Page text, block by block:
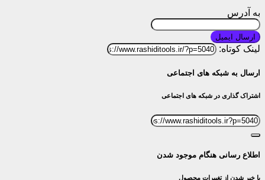
به آدرس
ارسال ایمیل
لینک کوتاه:
ارسال به شبکه های اجتماعی
اشتراک گذاری در شبکه های اجتماعی
اطلاع رسانی هنگام موجود شدن
با خبر شدن از تغییرات محصول